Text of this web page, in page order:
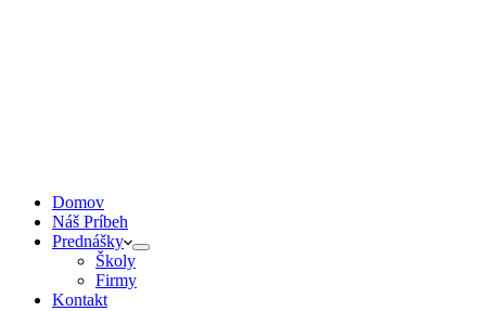
Domov
Náš Príbeh
Prednášky
Školy
Firmy
Kontakt